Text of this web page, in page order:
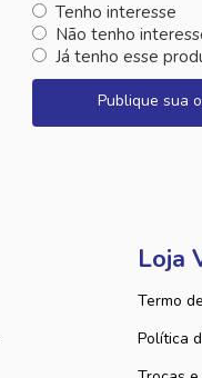
Tenho interesse
Não tenho
Já tenho esse
Publique sua
Loja
Termo
Política